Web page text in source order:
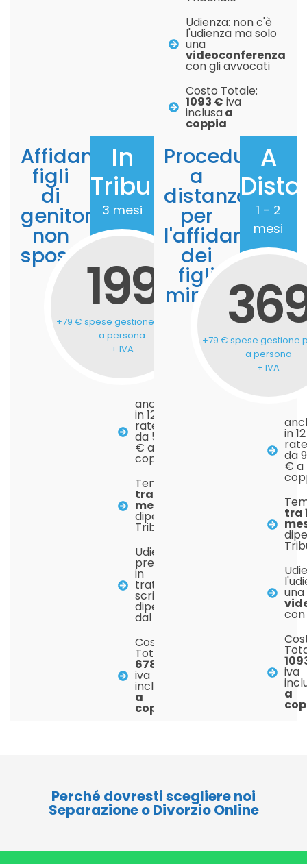
Udienza: non c'è
l'udienza ma solo
una
videoconferenza
con gli avvocati
Costo Totale:
1093 € iva
inclusaa
coppia
Affidamento
figli
di
genitori
non
sposati
In
Tribunale
3 mesi
199
+79 € spese gestione pratica
a persona
+ IVA
anche
in 12
rate
da 56
€ a
coppia
Tempistiche:
tra 4 e 6
mesi
dipende dal
Tribunale
Udienza: in
presenza o
in
trattazione
scritta,
dipende
dal Giudice
Costo
Totale:
678 €
iva
inclusa
a
coppia
Procedura
a
distanza
per
l'affidamento
dei
figli
minori
A
1 - 2
mesi
+79 € spese gestione
a persona
+ IVA
in 12
da
€ a
tra
una
iva
a
Perché dovresti scegliere noi
Separazione o Divorzio Online